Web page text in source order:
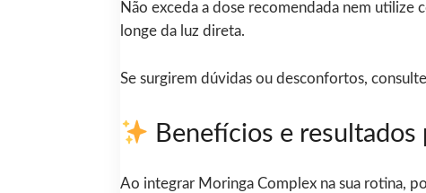
Não exceda a dose recomendada nem utilize
longe da luz direta.
Se surgirem dúvidas ou desconfortos,
Benefícios e resultados
Ao integrar Moringa Complex na sua rotina,